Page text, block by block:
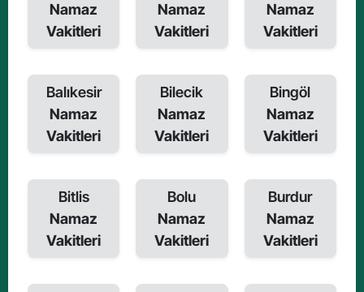
Namaz
Vakitleri
Namaz
Vakitleri
Namaz
Vakitleri
Balıkesir
Namaz
Vakitleri
Bilecik
Namaz
Vakitleri
Bingöl
Namaz
Vakitleri
Bitlis
Namaz
Vakitleri
Bolu
Namaz
Vakitleri
Burdur
Namaz
Vakitleri